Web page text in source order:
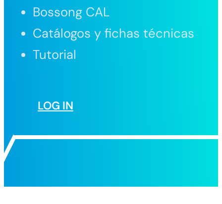
Bossong CAL
Catálogos y fichas técnicas
Tutorial
LOG IN